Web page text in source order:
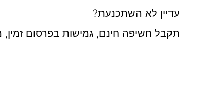
עדיין לא השתכנעת?
תקבל חשיפה חינם, גמישות בפרסום